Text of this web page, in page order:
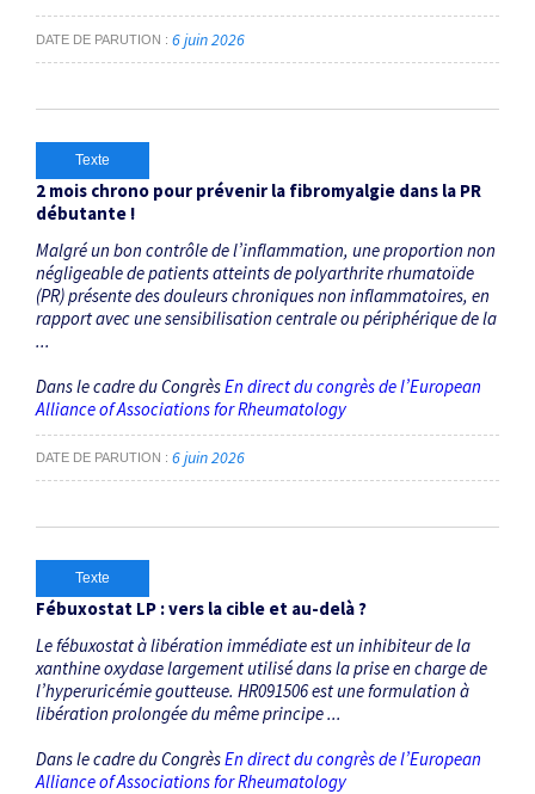
DATE DE PARUTION 6 juin 2026
Texte
2 mois chrono pour prévenir la fibromyalgie dans la PR
débutante !
Malgré un bon contrôle de l’inflammation, une proportion non
négligeable de patients atteints de polyarthrite rhumatoïde
(PR) présente des douleurs chroniques non inflammatoires, en
rapport avec une sensibilisation centrale ou périphérique de la
...
Dans le cadre du CongrèsEn direct du congrès de l’European
Alliance of Associations for Rheumatology
DATE DE PARUTION 6 juin 2026
Texte
Fébuxostat LP : vers la cible et au-delà ?
Le fébuxostat à libération immédiate est un inhibiteur de la
xanthine oxydase largement utilisé dans la prise en charge de
l’hyperuricémie goutteuse. HR091506 est une formulation à
libération prolongée du même principe ...
Dans le cadre du CongrèsEn direct du congrès de l’European
Alliance of Associations for Rheumatology